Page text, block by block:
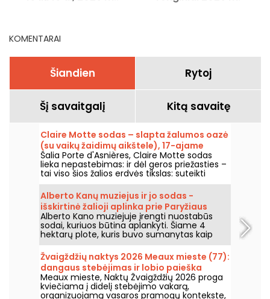
KOMENTARAI
Šiandien Rytoj
Šį savaitgalį Kitą savaitę
Claire Motte sodas – slapta žalumos oazė
(su vaikų žaidimų aikštele), 17-ajame
Paryžiaus rajone.
Šalia Porte d'Asnières, Claire Motte sodas
lieka nepastebimas: ir dėl geros priežasties –
tai viso šios žalios erdvės tikslas: suteikti
vietą, kur atgauti jėgas, ramiai.
Alberto Kanų muziejus ir jo sodas -
išskirtinė žalioji aplinka prie Paryžiaus
vartų
Alberto Kano muziejuje įrengti nuostabūs
sodai, kuriuos būtina aplankyti. Šiame 4
hektarų plote, kuris buvo sumanytas kaip
vaizdingas sodas, yra nuostabus japoniškas
sodas ir kaimas, angliškas sodas,
prancūziškas sodas, miškai ir pievos. Tai tikra
permaina.
Žvaigždžių naktys 2026 Meaux mieste (77):
dangaus stebėjimas ir lobio paieška
Meaux mieste, Naktų Žvaigždžių 2026 proga
kviečiama į didelį stebėjimo vakarą,
organizuojamą vasaros pramogų kontekste,